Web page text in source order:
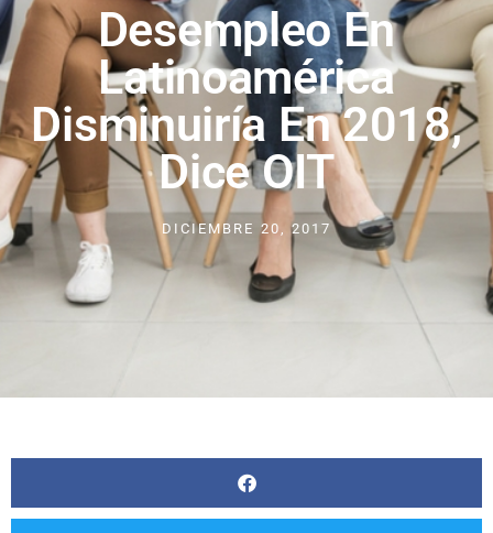
Desempleo En
Latinoamérica
Disminuiría En 2018,
Dice OIT
DICIEMBRE 20, 2017